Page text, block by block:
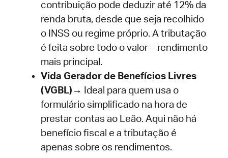
contribuição pode deduzir até 12% da
renda bruta, desde que seja recolhido
o INSS ou regime próprio. A tributação
é feita sobre todo o valor – rendimento
mais principal.
Vida Gerador de Benefícios Livres
(VGBL) → Ideal para quem usa o
formulário simplificado na hora de
prestar contas ao Leão. Aqui não há
benefício fiscal e a tributação é
apenas sobre os rendimentos.